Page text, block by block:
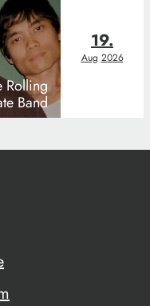
Rolling
Band
19.
Aug 2026